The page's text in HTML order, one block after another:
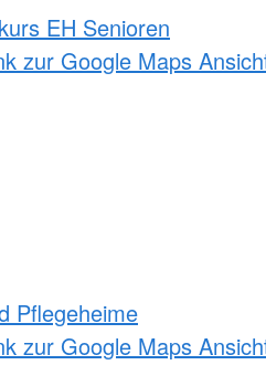
EH Senioren
zur Google Maps
Pflegeheime
zur Google Maps